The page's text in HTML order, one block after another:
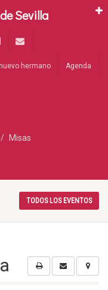
hermano Agenda
Misas
TODOS LOS EVENTOS
Sevilla